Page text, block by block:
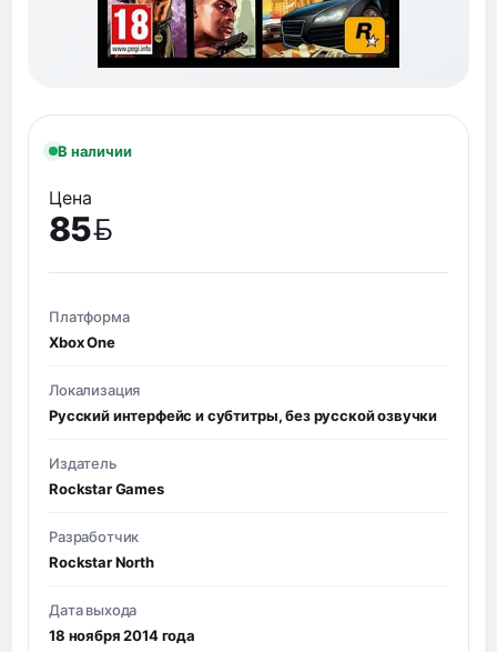
В наличии
Цена
85
BYN
Платформа
Xbox One
Локализация
Русский интерфейс и субтитры, без русской озвучки
Издатель
Rockstar Games
Разработчик
Rockstar North
Дата выхода
18 ноября 2014 года